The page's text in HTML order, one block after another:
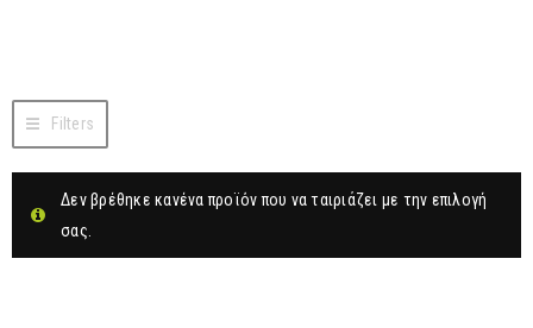
Filters
Δεν βρέθηκε κανένα προϊόν που να ταιριάζει με την επιλογή
σας.